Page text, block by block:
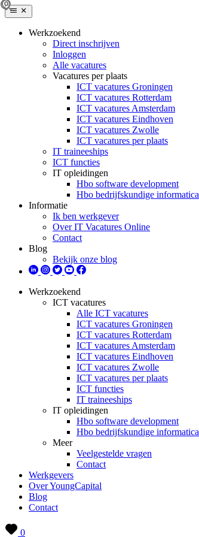
Werkzoekend
Direct inschrijven
Inloggen
Alle vacatures
Vacatures per plaats
ICT vacatures Groningen
ICT vacatures Rotterdam
ICT vacatures Amsterdam
ICT vacatures Eindhoven
ICT vacatures Zwolle
ICT vacatures per plaats
IT traineeships
ICT functies
IT opleidingen
Hbo software development
Hbo bedrijfskundige informatica
Informatie
Ik ben werkgever
Over IT Vacatures Online
Contact
Blog
Bekijk onze blog
Werkzoekend
ICT vacatures
Alle ICT vacatures
ICT vacatures Groningen
ICT vacatures Rotterdam
ICT vacatures Amsterdam
ICT vacatures Eindhoven
ICT vacatures Zwolle
ICT vacatures per plaats
ICT functies
IT traineeships
IT opleidingen
Hbo software development
Hbo bedrijfskundige informatica
Meer
Veelgestelde vragen
Contact
Werkgevers
Over YoungCapital
Blog
Contact
0